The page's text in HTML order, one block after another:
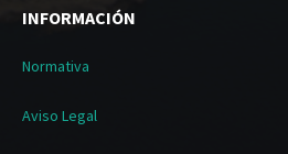
INFORMACIÓN
Normativa
Aviso Legal